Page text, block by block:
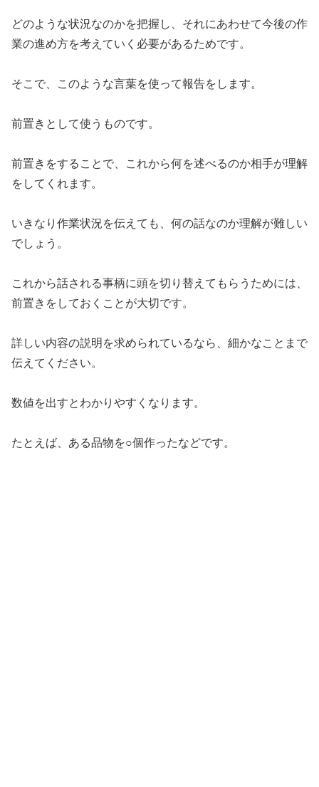
どのような状況なのかを把握し、それにあわせて今後の作
業の進め方を考えていく必要があるためです。
そこで、このような言葉を使って報告をします。
前置きとして使うものです。
前置きをすることで、これから何を述べるのか相手が理解
をしてくれます。
いきなり作業状況を伝えても、何の話なのか理解が難しい
でしょう。
これから話される事柄に頭を切り替えてもらうためには、
前置きをしておくことが大切です。
詳しい内容の説明を求められているなら、細かなことまで
伝えてください。
数値を出すとわかりやすくなります。
たとえば、ある品物を○個作ったなどです。